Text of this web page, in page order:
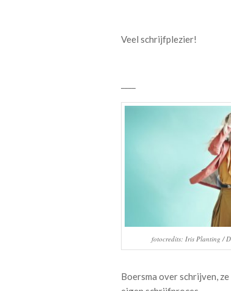
Veel schrijfplezier!
fotocredits: Iris Planting /
Boersma over schrijven,